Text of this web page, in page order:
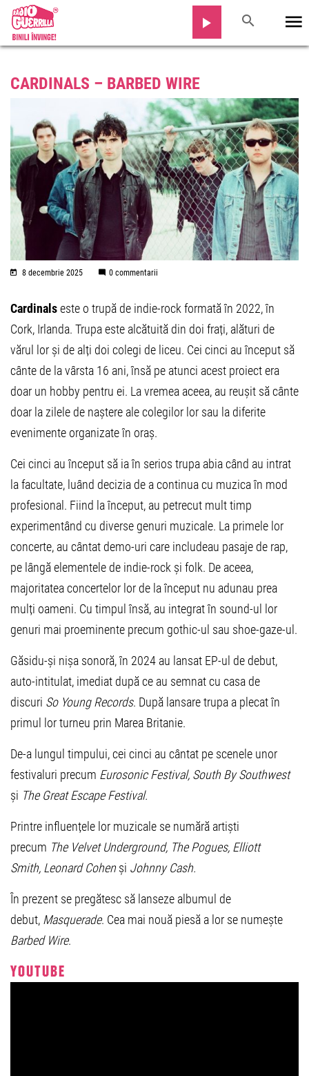
CARDINALS – BARBED WIRE
8 decembrie 2025 0 commentarii
Cardinalseste o trupă de indie-rock formată în 2022, în
Cork, Irlanda. Trupa este alcătuită din doi frați, alături de
vărul lor și de alți doi colegi de liceu. Cei cinci au început să
cânte de la vârsta 16 ani, însă pe atunci acest proiect era
doar un hobby pentru ei. La vremea aceea, au reușit să cânte
doar la zilele de naștere ale colegilor lor sau la diferite
evenimente organizate în oraș.
Cei cinci au început să ia în serios trupa abia când au intrat
la facultate, luând decizia de a continua cu muzica în mod
profesional. Fiind la început, au petrecut mult timp
experimentând cu diverse genuri muzicale. La primele lor
concerte, au cântat demo-uri care includeau pasaje de rap,
pe lângă elementele de indie-rock și folk. De aceea,
majoritatea concertelor lor de la început nu adunau prea
mulți oameni. Cu timpul însă, au integrat în sound-ul lor
genuri mai proeminente precum gothic-ul sau shoe-gaze-ul.
Găsidu-și nișa sonoră, în 2024 au lansat EP-ul de debut,
auto-intitulat, imediat după ce au semnat cu casa de
discuri So Young Records. După lansare trupa a plecat în
primul lor turneu prin Marea Britanie.
De-a lungul timpului, cei cinci au cântat pe scenele unor
festivaluri precum Eurosonic Festival, South By Southwest
și The Great Escape Festival.
Printre influențele lor muzicale se numără artiști
precum The Velvet Underground, The Pogues, Elliott
Smith, Leonard Cohenși Johnny Cash.
În prezent se pregătesc să lanseze albumul de
debut, Masquerade. Cea mai nouă piesă a lor se numește
Barbed Wire.
YOUTUBE